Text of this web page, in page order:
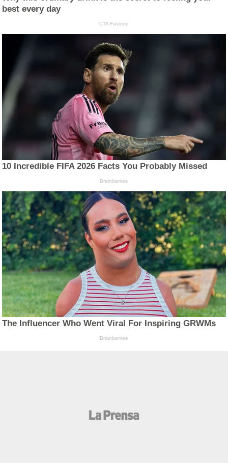
best every day
CTA Favorite
10 Incredible FIFA 2026 Facts You Probably Missed
Brainberries
The Influencer Who Went Viral For Inspiring GRWMs
Brainberries